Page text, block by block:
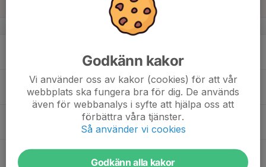
v.34
Tor
Godkänn kakor
Vi använder oss av kakor (cookies) för att vår
webbplats ska fungera bra för dig. De används
även för webbanalys i syfte att hjälpa oss att
förbättra våra tjänster.
Så använder vi cookies
Godkänn alla kakor